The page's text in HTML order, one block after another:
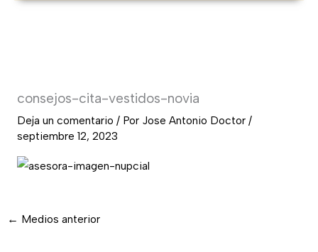
consejos-cita-vestidos-novia
Deja un comentario / Por Jose Antonio Doctor /
septiembre 12, 2023
← Medios anterior